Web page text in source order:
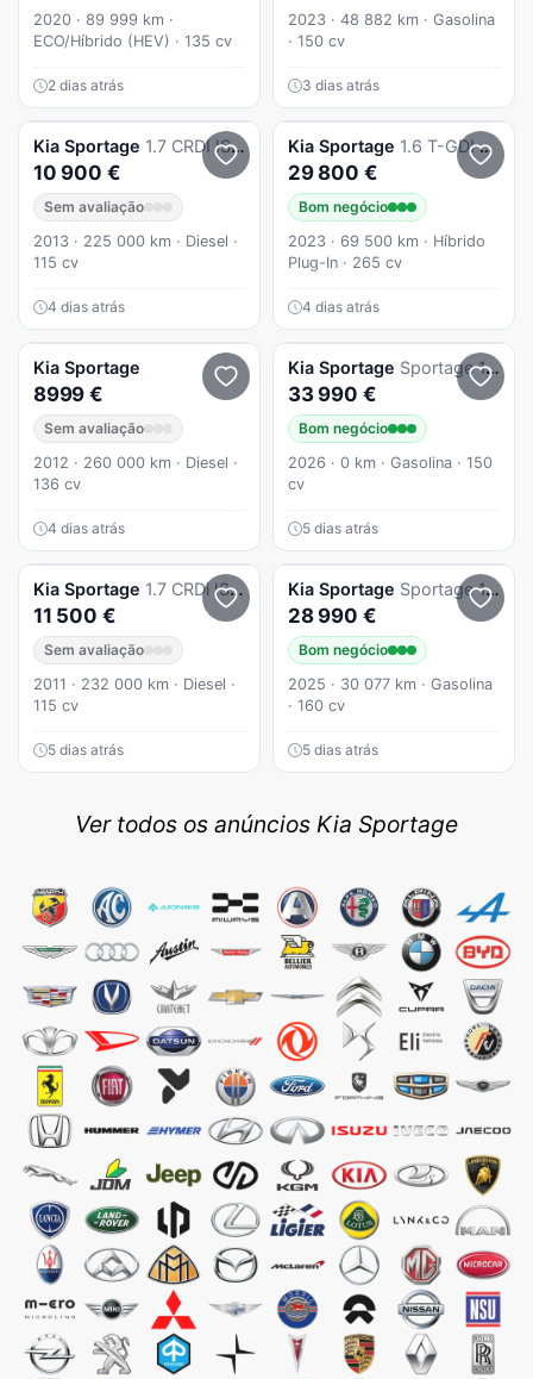
2020 · 89 999 km ·
ECO/Híbrido (HEV) · 135 cv
2 dias atrás
2023 · 48 882 km · Gasolina
· 150 cv
3 dias atrás
Kia Sportage 1.7 CRDI ISG TX
10 900 €
Sem avaliação
2013 · 225 000 km · Diesel ·
115 cv
4 dias atrás
Kia Sportage 1.6 T-GDI AWD Base
29 800 €
Bom negócio
2023 · 69 500 km · Híbrido
Plug-In · 265 cv
4 dias atrás
Kia Sportage
8999 €
Sem avaliação
2012 · 260 000 km · Diesel ·
136 cv
4 dias atrás
Kia Sportage Sportage 1.6 T-GDi Drive
33 990 €
Bom negócio
2026 · 0 km · Gasolina · 150
cv
5 dias atrás
Kia Sportage 1.7 CRDi ISG LX
11 500 €
Sem avaliação
2011 · 232 000 km · Diesel ·
115 cv
5 dias atrás
Kia Sportage Sportage 1.6 T-GDi Drive
28 990 €
Bom negócio
2025 · 30 077 km · Gasolina
· 160 cv
5 dias atrás
Ver todos os anúncios Kia Sportage